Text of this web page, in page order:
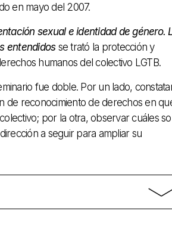
en mayo del 2007.
sexual e identidad de género.
entendidosse trató la protección y
humanos del colectivo LGTB.
fue doble. Por un lado,
de reconocimiento de derechos en
por la otra, observar cuáles
a seguir para ampliar su